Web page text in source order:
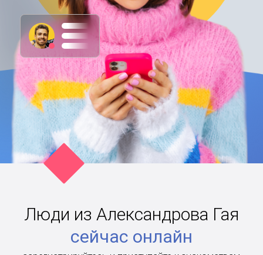
Люди из Александрова Гая
сейчас онлайн